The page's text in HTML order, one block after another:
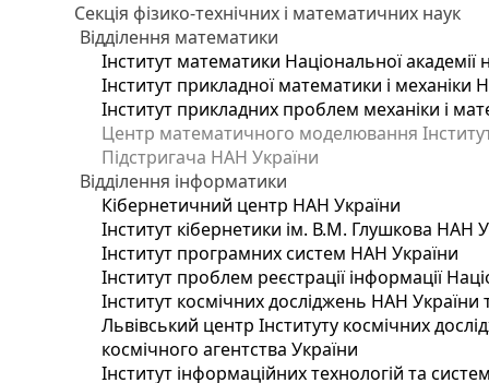
Секція фізико-технічних і математичних наук
Відділення математики
Інститут математики Національної академії
Інститут прикладної математики і механіки
Інститут прикладних проблем механіки і
Центр математичного моделювання
Підстригача НАН України
Відділення інформатики
Кібернетичний центр НАН України
Інститут кібернетики ім. В.М. Глушкова НАН
Інститут програмних систем НАН України
Інститут проблем реєстрації інформації
Інститут космічних досліджень НАН України
Львівський центр Інституту космічних
космічного агентства України
Інститут інформаційних технологій та